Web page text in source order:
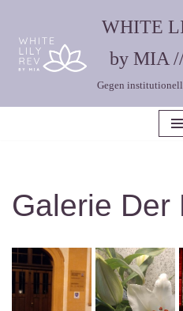
Zum
Inhalt
WHITE
by MIA
Gegen
Galerie Der